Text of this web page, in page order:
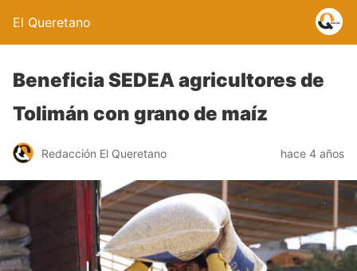
El Queretano
Beneficia SEDEA agricultores de
Tolimán con grano de maíz
Redacción El Queretano hace 4 años